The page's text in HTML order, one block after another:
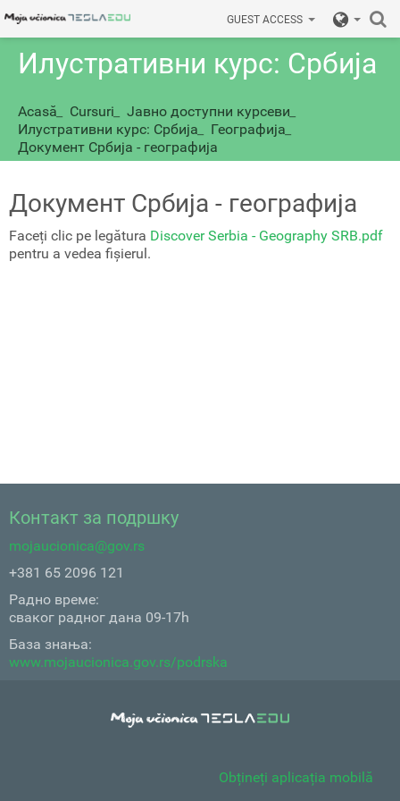
GUEST ACCESS
Илустративни курс: Србија
Acasă Cursuri Јавно доступни курсеви
Илустративни курс: Србија
Географија
Документ Србија - географија
Документ Србија - географија
Faceți clic pe legătura Discover Serbia - Geography SRB.pdf
pentru a vedea fișierul.
Контакт за подршку
mojaucionica@gov.rs
+381 65 2096 121
Радно време:
сваког радног дана 09-17h
База знања:
www.mojaucionica.gov.rs/podrska
Obțineți aplicația mobilă